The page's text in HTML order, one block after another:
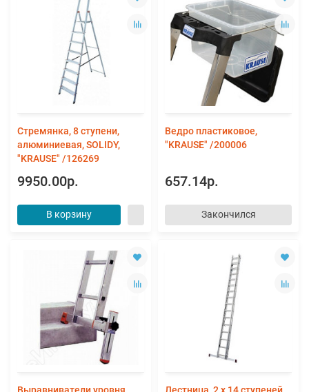
Стремянка, 8 ступени,
алюминиевая, SOLIDY,
"KRAUSE" /126269
9950.00р.
В корзину
Ведро пластиковое,
"KRAUSE" /200006
657.14р.
Закончился